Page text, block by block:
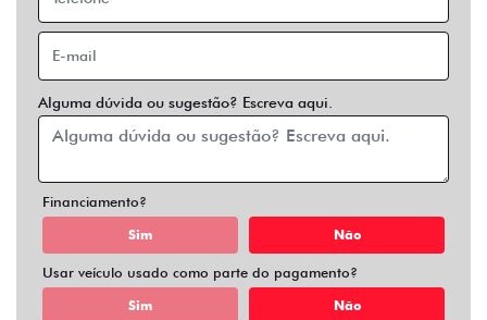
Alguma dúvida ou sugestão? Escreva aqui.
Financiamento?
Sim Não
Usar veículo usado como parte do pagamento?
Sim Não